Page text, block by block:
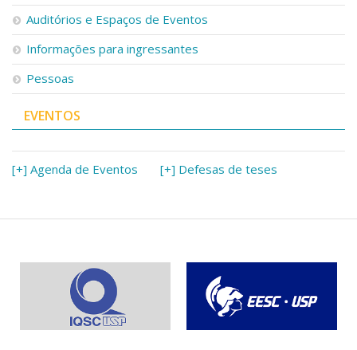
Auditórios e Espaços de Eventos
Informações para ingressantes
Pessoas
EVENTOS
[+] Agenda de Eventos [+] Defesas de teses